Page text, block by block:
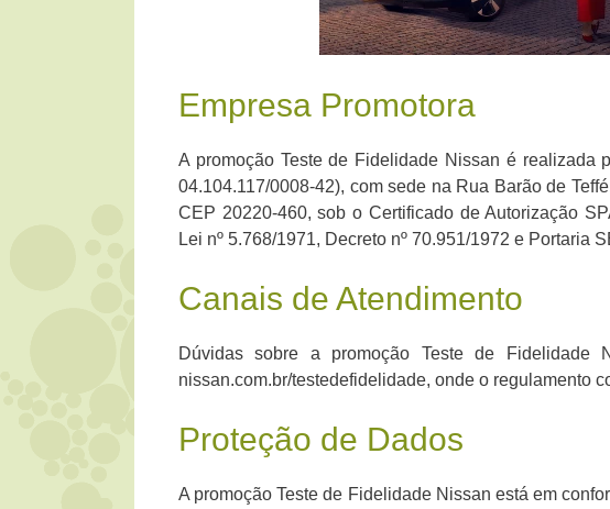
Empresa Promotora
A promoção Teste de Fidelidade Nissan é realizada
04.104.117/0008-42), com sede na Rua Barão de
CEP 20220-460, sob o Certificado de Autorização
Lei nº 5.768/1971, Decreto nº 70.951/1972 e Portaria
Canais de Atendimento
Dúvidas sobre a promoção Teste de Fidelidade
nissan.com.br/testedefidelidade, onde o regulamento
Proteção de Dados
A promoção Teste de Fidelidade Nissan está em